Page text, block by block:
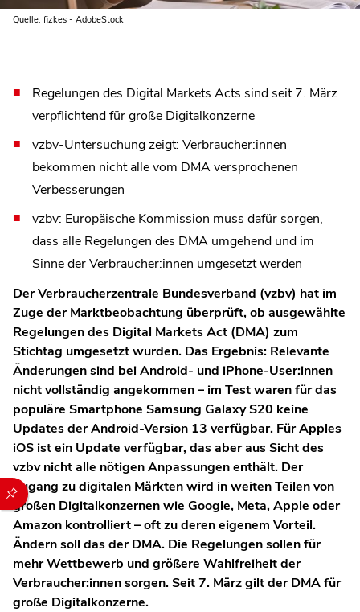
Durch die folgenden Buttons können Sie direkt auf einen
Quelle: fizkes - AdobeStock
Regelungen des Digital Markets Acts sind seit 7. März
verpflichtend für große Digitalkonzerne
vzbv-Untersuchung zeigt: Verbraucher:innen
bekommen nicht alle vom DMA versprochenen
Verbesserungen
vzbv: Europäische Kommission muss dafür sorgen,
dass alle Regelungen des DMA umgehend und im
Sinne der Verbraucher:innen umgesetzt werden
Der Verbraucherzentrale Bundesverband (vzbv) hat im
Zuge der Marktbeobachtung überprüft, ob ausgewählte
Regelungen des Digital Markets Act (DMA) zum
Stichtag umgesetzt wurden. Das Ergebnis: Relevante
Änderungen sind bei Android- und iPhone-User:innen
nicht vollständig angekommen – im Test waren für das
populäre Smartphone Samsung Galaxy S20 keine
Updates der Android-Version 13 verfügbar. Für Apples
iOS ist ein Update verfügbar, das aber aus Sicht des
vzbv nicht alle nötigen Anpassungen enthält. Der
Zugang zu digitalen Märkten wird in weiten Teilen von
großen Digitalkonzernen wie Google, Meta, Apple oder
Amazon kontrolliert – oft zu deren eigenem Vorteil.
Ändern soll das der DMA. Die Regelungen sollen für
mehr Wettbewerb und größere Wahlfreiheit der
Verbraucher:innen sorgen. Seit 7. März gilt der DMA für
große Digitalkonzerne.